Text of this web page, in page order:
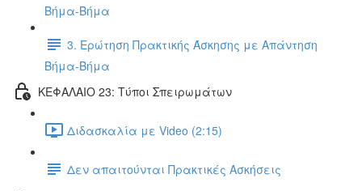
Βήμα-Βήμα
3. Ερώτηση Πρακτικής Άσκησης με Απάντηση
Βήμα-Βήμα
ΚΕΦΑΛΑΙΟ 23: Τύποι Σπειρωμάτων
Διδασκαλία με Video (2:15)
Δεν απαιτούνται Πρακτικές Ασκήσεις